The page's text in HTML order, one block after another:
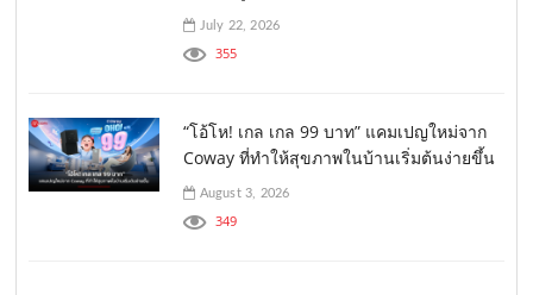
July 22, 2026
355
“โอ้โห! เกล เกล 99 บาท” แคมเปญใหม่จาก
Coway ที่ทำให้สุขภาพในบ้านเริ่มต้นง่ายขึ้น
August 3, 2026
349